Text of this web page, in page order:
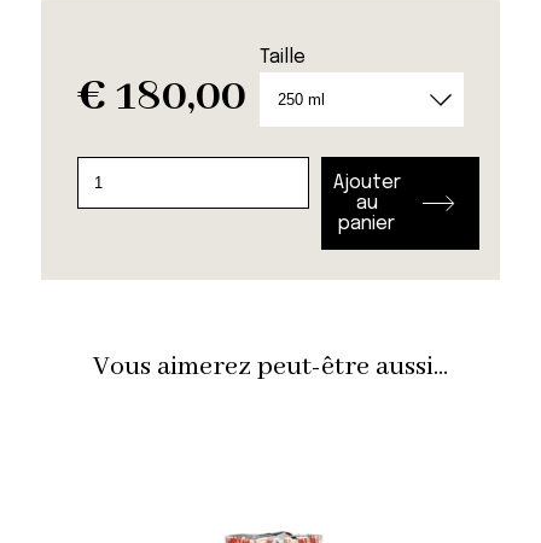
€180,00
Taille
Ajouter
au
panier
Vous aimerez peut-être aussi...